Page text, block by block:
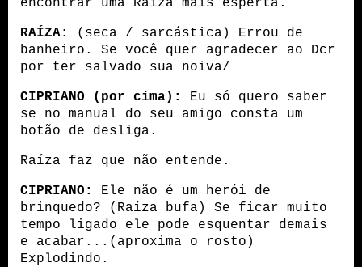
RAÍZA:
(seca / sarcástica) Errou de
banheiro. Se você quer agradecer ao Dcr
por ter salvado sua noiva/
CIPRIANO (por cima):
Eu só quero saber
se no manual do seu amigo consta um
botão de desliga.
Raíza faz que não entende.
CIPRIANO:
Ele não é um herói de
brinquedo? (Raíza bufa) Se ficar muito
tempo ligado ele pode esquentar demais
e acabar...(aproxima o rosto)
Explodindo.